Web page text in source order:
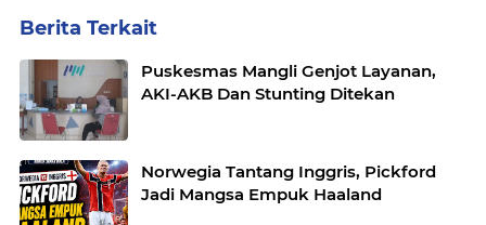
Berita Terkait
Puskesmas Mangli Genjot Layanan,
AKI-AKB Dan Stunting Ditekan
Norwegia Tantang Inggris, Pickford
Jadi Mangsa Empuk Haaland